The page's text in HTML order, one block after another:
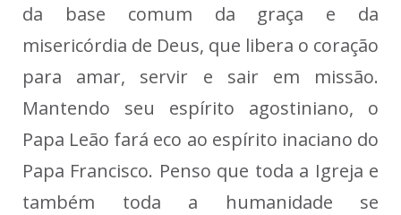
da base comum da graça e da
misericórdia de Deus, que libera o coração
para amar, servir e sair em missão.
Mantendo seu espírito agostiniano, o
Papa Leão fará eco ao espírito inaciano do
Papa Francisco. Penso que toda a Igreja e
também toda a humanidade se